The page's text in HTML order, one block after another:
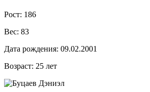
Рост: 186
Вес: 83
Дата рождения: 09.02.2001
Возраст: 25 лет